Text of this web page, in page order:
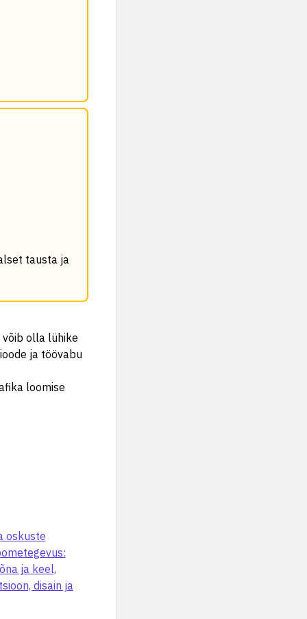
tausta ja
olla lühike
ja töövabu
loomise
oskuste
ja keel,
disain ja